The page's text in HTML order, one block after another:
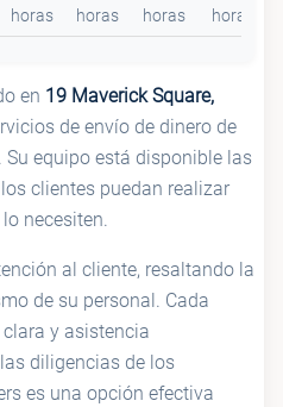
horas
horas
horas
horas
en 19 Maverick Square,
de envío de dinero de
equipo está disponible las
clientes puedan realizar
necesiten.
al cliente, resaltando la
de su personal. Cada
y asistencia
diligencias de los
es una opción efectiva